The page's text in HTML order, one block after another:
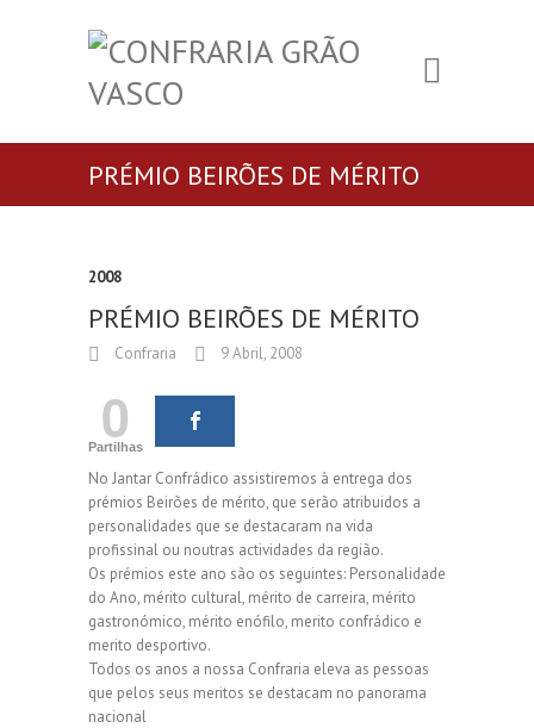
PRÉMIO BEIRÕES DE MÉRITO
2008
PRÉMIO BEIRÕES DE MÉRITO
Confraria 9 Abril, 2008
0
Partilhas
No Jantar Confrádico assistiremos à entrega dos
prémios Beirões de mérito, que serão atribuidos a
personalidades que se destacaram na vida
profissinal ou noutras actividades da região.
Os prémios este ano são os seguintes: Personalidade
do Ano, mérito cultural, mérito de carreira, mérito
gastronómico, mérito enófilo, merito confrádico e
merito desportivo.
Todos os anos a nossa Confraria eleva as pessoas
que pelos seus meritos se destacam no panorama
nacional